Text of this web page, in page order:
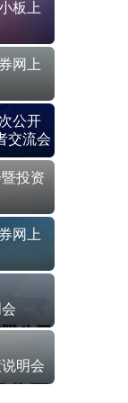
板上
网上
公开
交流会
投资
网上
明会